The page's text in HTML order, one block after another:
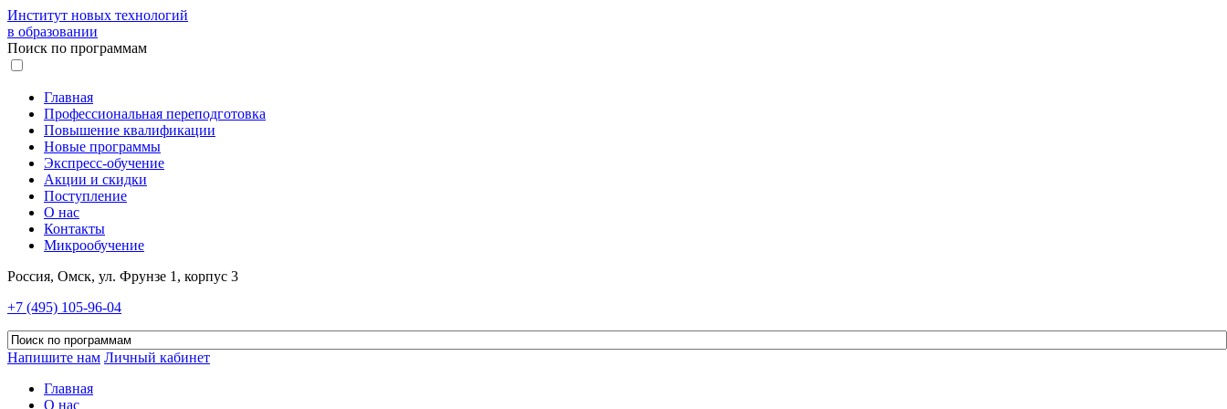
Институт новых технологий
в образовании
Поиск по программам
Главная
Профессиональная переподготовка
Повышение квалификации
Новые программы
Экспресс-обучение
Акции и скидки
Поступление
О нас
Контакты
Микрообучение
Россия, Омск, ул. Фрунзе 1, корпус 3
+7 (495) 105-96-04
Напишите нам Личный кабинет
Главная
О нас